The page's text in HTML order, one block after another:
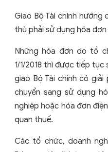
Giao Bộ Tài chính
thù phải sử dụng hóa
Những hóa đơn do tổ
1/1/2018 thì được tiếp tục
giao Bộ Tài chính có
chuyển sang sử dụng
nghiệp hoặc hóa đơn
quan thuế.
Các tổ chức, doanh